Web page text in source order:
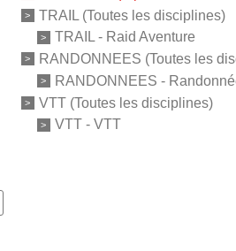
TRAIL (Toutes les disciplines)
TRAIL - Raid Aventure
RANDONNEES (Toutes les
RANDONNEES -
VTT (Toutes les disciplines)
VTT - VTT